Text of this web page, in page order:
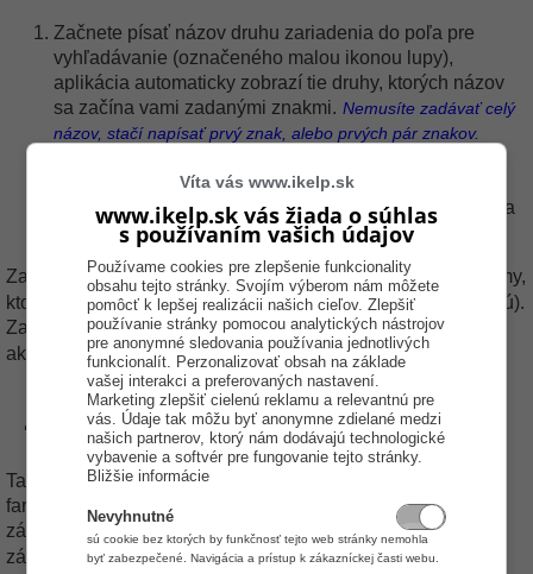
Začnete písať názov druhu zariadenia do poľa pre
vyhľadávanie (označeného malou ikonou lupy),
aplikácia automaticky zobrazí tie druhy, ktorých názov
sa začína vami zadanými znakmi. Nemusíte zadávať celý
názov, stačí napísať prvý znak, alebo prvých pár znakov.
akúkoľvek časť názvu druhu zariadenia, aplikácia
automaticky zobrazí druhy, ak sa v ich názve nachádza
zadaný reťazec.
Zaškrtnutím filtra"O"zobrazíte označené záznamy (záznamy,
ktoré nie sú označené sa v zozname druhov zariadení skryjú).
Zakrtnutím filtra"A"zobrazíte aj záznamy, ktoré nie sú
aktívne.
Zoznam druhov zariadení
Tabuľka druhov zariadení obsahuje 4 základné stĺpce:
farebné označenie záznamu, stĺpec pre označovanie
záznamov,
Názov
druhu zariadenia a označenie, či je daný
záznam aktívny"A."
Víta vás www.ikelp.sk
www.ikelp.sk vás žiada o súhlas
s používaním vašich údajov
Používame cookies pre zlepšenie funkcionality
obsahu tejto stránky. Svojím výberom nám môžete
pomôcť k lepšej realizácii našich cieľov. Zlepšiť
používanie stránky pomocou analytických nástrojov
pre anonymné sledovania používania jednotlivých
funkcionalít. Perzonalizovať obsah na základe
vašej interakci a preferovaných nastavení.
Marketing zlepšiť cielenú reklamu a relevantnú pre
vás. Údaje tak môžu byť anonymne zdielané medzi
našich partnerov, ktorý nám dodávajú technologické
vybavenie a softvér pre fungovanie tejto stránky.
Bližšie informácie
Nevyhnutné
sú cookie bez ktorých by funkčnosť tejto web stránky nemohla
byť zabezpečené. Navigácia a prístup k zákazníckej časti webu.